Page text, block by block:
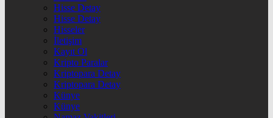
Hisse Detay
Hisse Detay
Hisseler
İletişim
Kayıt Ol
Kripto Paralar
Kriptopara Detay
Kriptopara Detay
Künye
Künye